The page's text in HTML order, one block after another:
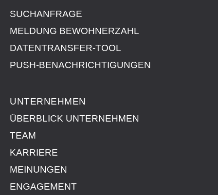
SUCHANFRAGE
MELDUNG BEWOHNERZAHL
DATENTRANSFER-TOOL
PUSH-BENACHRICHTIGUNGEN
UNTERNEHMEN
ÜBERBLICK UNTERNEHMEN
TEAM
KARRIERE
MEINUNGEN
ENGAGEMENT